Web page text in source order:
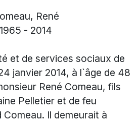
René
1965 - 2014
et de services sociaux de
janvier 2014, à l`âge de 48
René Comeau, fils
Pelletier et de feu
Il demeurait à